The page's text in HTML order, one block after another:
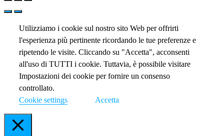
Utilizziamo i cookie sul nostro sito Web per offrirti
l'esperienza più pertinente ricordando le tue preferenze e
ripetendo le visite. Cliccando su "Accetta", acconsenti
all'uso di TUTTI i cookie. Tuttavia, è possibile visitare
Impostazioni dei cookie per fornire un consenso
controllato.
Cookie settings
Accetta